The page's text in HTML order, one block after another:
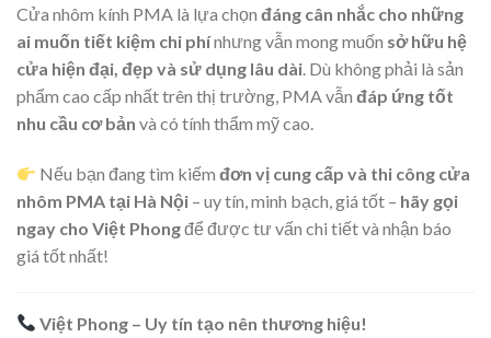
Cửa nhôm kính PMA là lựa chọn đáng cân nhắc cho những
ai muốn tiết kiệm chi phínhưng vẫn mong muốn sở hữu hệ
cửa hiện đại, đẹp và sử dụng lâu dài. Dù không phải là sản
phẩm cao cấp nhất trên thị trường, PMA vẫn đáp ứng tốt
nhu cầu cơ bản và có tính thẩm mỹ cao.
Nếu bạn đang tìm kiếmđơn vị cung cấp và thi công cửa
nhôm PMA tại Hà Nội – uy tín, minh bạch, giá tốt – hãy gọi
ngay cho Việt Phongđể được tư vấn chi tiết và nhận báo
giá tốt nhất!
Việt Phong – Uy tín tạo nên thương hiệu!